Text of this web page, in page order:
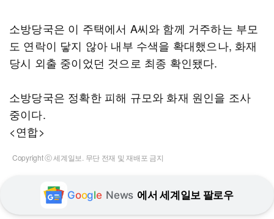
소방당국은 이 주택에서 A씨와 함께 거주하는 부모
도 연락이 닿지 않아 내부 수색을 확대했으나, 화재
당시 외출 중이었던 것으로 최종 확인됐다.
소방당국은 정확한 피해 규모와 화재 원인을 조사
중이다.
<연합>
Copyright ⓒ 세계일보. 무단 전재 및 재배포 금지
Google News 에서 세계일보 팔로우